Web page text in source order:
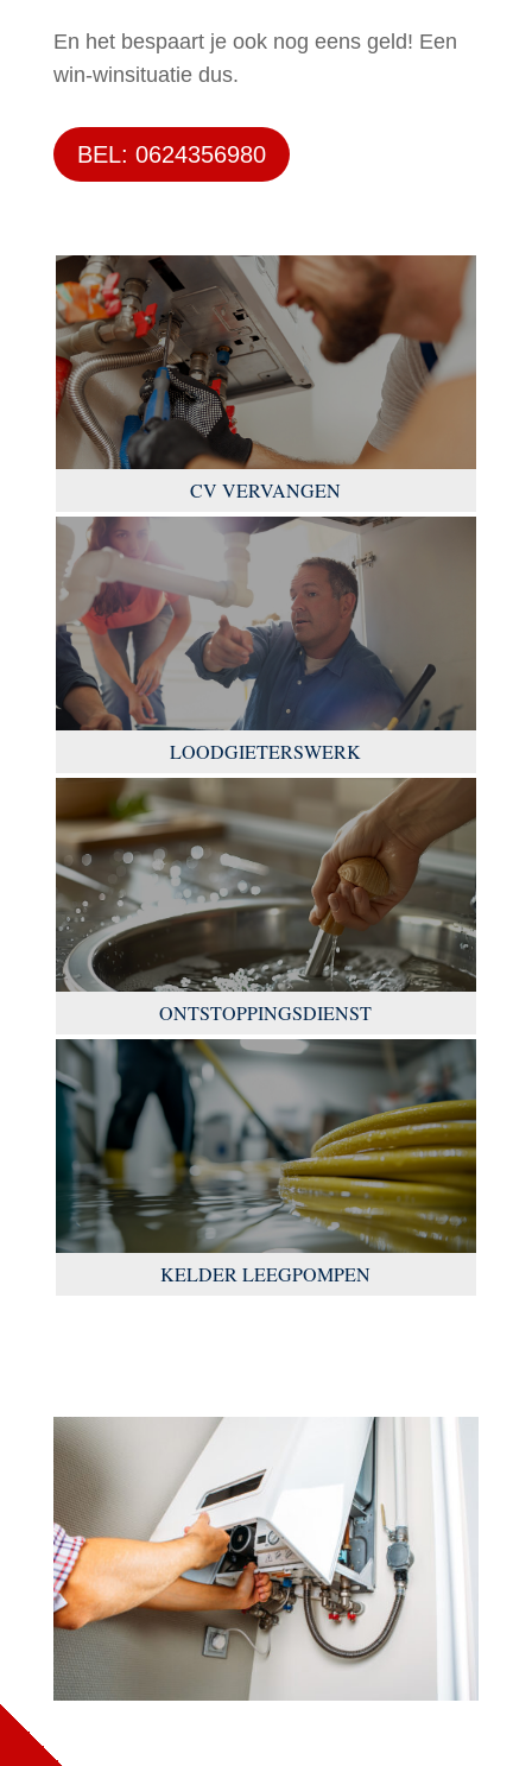
En het bespaart je ook nog eens geld! Een
win-winsituatie dus.
BEL: 0624356980
CV VERVANGEN
LOODGIETERSWERK
ONTSTOPPINGSDIENST
KELDER LEEGPOMPEN